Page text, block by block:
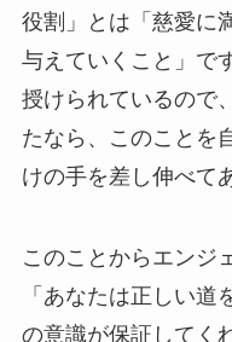
役割」とは「慈愛に
与えていくこと」で
授けられているので
たなら、このことを
けの手を差し伸べて
このことからエンジ
「あなたは正しい
の意識が保証してく